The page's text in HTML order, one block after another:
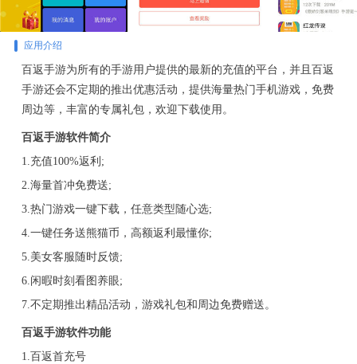
应用介绍
百返手游为所有的手游用户提供的最新的充值的平台，并且百返
手游还会不定期的推出优惠活动，提供海量热门手机游戏，免费
周边等，丰富的专属礼包，欢迎下载使用。
百返手游软件简介
1.充值100%返利;
2.海量首冲免费送;
3.热门游戏一键下载，任意类型随心选;
4.一键任务送熊猫币，高额返利最懂你;
5.美女客服随时反馈;
6.闲暇时刻看图养眼;
7.不定期推出精品活动，游戏礼包和周边免费赠送。
百返手游软件功能
1.百返首充号